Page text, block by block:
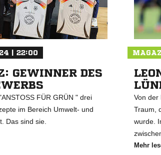
| 22:00
GEWINNER DES
FÜR GRÜN " drei
im Bereich Umwelt- und
Das sind sie.
Von der
Traum,
wurde.
Mehr